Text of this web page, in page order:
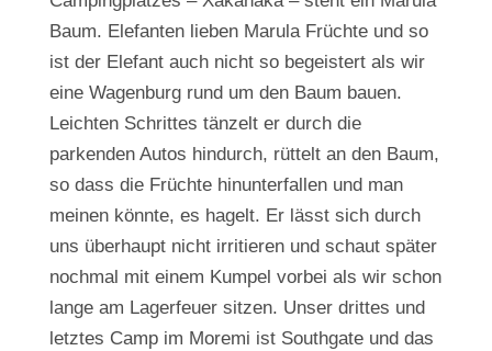
Baum. Elefanten lieben Marula Früchte und so
ist der Elefant auch nicht so begeistert als wir
eine Wagenburg rund um den Baum bauen.
Leichten Schrittes tänzelt er durch die
parkenden Autos hindurch, rüttelt an den Baum,
so dass die Früchte hinunterfallen und man
meinen könnte, es hagelt. Er lässt sich durch
uns überhaupt nicht irritieren und schaut später
nochmal mit einem Kumpel vorbei als wir schon
lange am Lagerfeuer sitzen. Unser drittes und
letztes Camp im Moremi ist Southgate und das